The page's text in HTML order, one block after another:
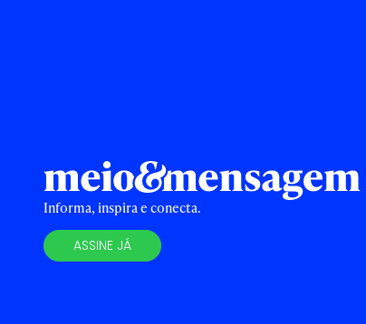
Informa, inspira e conecta.
ASSINE JÁ